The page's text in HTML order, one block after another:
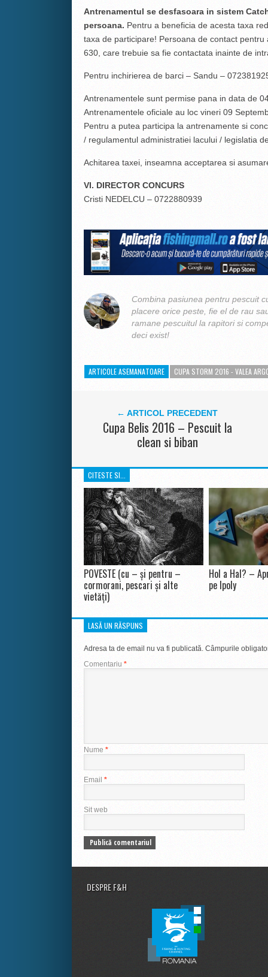
Antrenamentul se desfasoara in sistem
persoana. Pentru a beneficia de acesta taxa
taxa de participare! Persoana de contact
630, care trebuie sa fie contactata inainte de
Pentru inchirierea de barci – Sandu –
Antrenamentele sunt permise pana in data de
Antrenamentele oficiale au loc vineri 09
Pentru a putea participa la antrenamente si
/ regulamentul administratiei lacului / legislatia
Achitarea taxei, inseamna acceptarea si
VI. DIRECTOR CONCURS
Cristi NEDELCU – 0722880939
Combina pasiunea pentru pescuit
placere orice peste, fie el de rau
ramane pescuitul la rapitori si
deci exist!
ARTICOLE ASEMANATOARE CUPA STORM 2016 - VALEA
← ARTICOL PRECEDENT
Cupa Belis 2016 – Pescuit la
clean si biban
CITESTE SI...
POVESTE (cu – și pentru –
cormorani, pescari și alte
vietăți)
Hol a Hal? –
pe Ipoly
LASĂ UN RĂSPUNS
Adresa ta de email nu va fi publicată. Câmpurile
Comentariu *
Nume *
Email *
Sit web
DESPRE F&H